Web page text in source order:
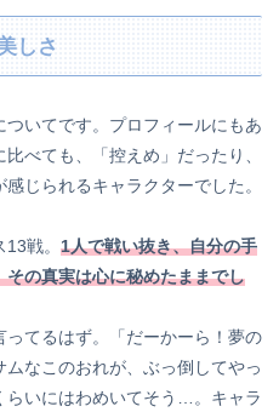
しさ
いてです。プロフィールにもあ
べても、「控えめ」だったり、
じられるキャラクターでした。
戦。 1人で戦い抜き、自分の手
の真実は心に秘めたままでし
てるはず。「だーかーら！夢の
なこのおれが、ぶっ倒してやっ
らいにはわめいてそう…。キャラ